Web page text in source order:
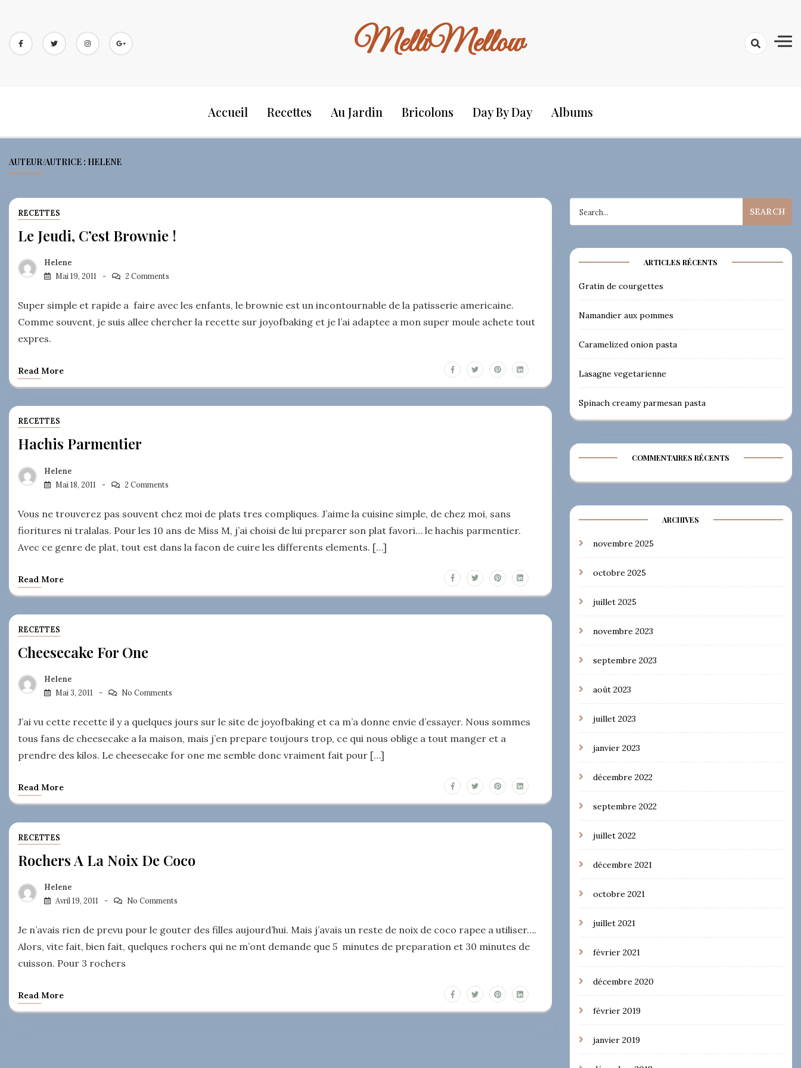
content
MelliMellow
Accueil Recettes Au Jardin Bricolons Day By Day Albums
AUTEUR/AUTRICE : HELENE
RECETTES
Le Jeudi, C’est Brownie !
Helene
Mai 19, 2011
2 Comments
Super simple et rapide a faire avec les enfants, le brownie est un incontournable de la patisserie americaine.
Comme souvent, je suis allee chercher la recette sur joyofbaking et je l’ai adaptee a mon super moule achete tout
expres.
Read More
RECETTES
Hachis Parmentier
Helene
Mai 18, 2011
2 Comments
Vous ne trouverez pas souvent chez moi de plats tres compliques. J’aime la cuisine simple, de chez moi, sans
fioritures ni tralalas. Pour les 10 ans de Miss M, j’ai choisi de lui preparer son plat favori… le hachis parmentier.
Avec ce genre de plat, tout est dans la facon de cuire les differents elements. […]
Read More
RECETTES
Cheesecake For One
Helene
Mai 3, 2011
No Comments
J’ai vu cette recette il y a quelques jours sur le site de joyofbaking et ca m’a donne envie d’essayer. Nous sommes
tous fans de cheesecake a la maison, mais j’en prepare toujours trop, ce qui nous oblige a tout manger et a
prendre des kilos. Le cheesecake for one me semble donc vraiment fait pour […]
Read More
RECETTES
Rochers A La Noix De Coco
Helene
Avril 19, 2011
No Comments
Je n’avais rien de prevu pour le gouter des filles aujourd’hui. Mais j’avais un reste de noix de coco rapee a utiliser….
Alors, vite fait, bien fait, quelques rochers qui ne m’ont demande que 5 minutes de preparation et 30 minutes de
cuisson. Pour 3 rochers
Read More
for:
ARTICLES RÉCENTS
Gratin de courgettes
Namandier aux pommes
Caramelized onion pasta
Lasagne vegetarienne
Spinach creamy parmesan pasta
COMMENTAIRES RÉCENTS
ARCHIVES
novembre 2025
octobre 2025
juillet 2025
novembre 2023
septembre 2023
août 2023
juillet 2023
janvier 2023
décembre 2022
septembre 2022
juillet 2022
décembre 2021
octobre 2021
juillet 2021
février 2021
décembre 2020
février 2019
janvier 2019